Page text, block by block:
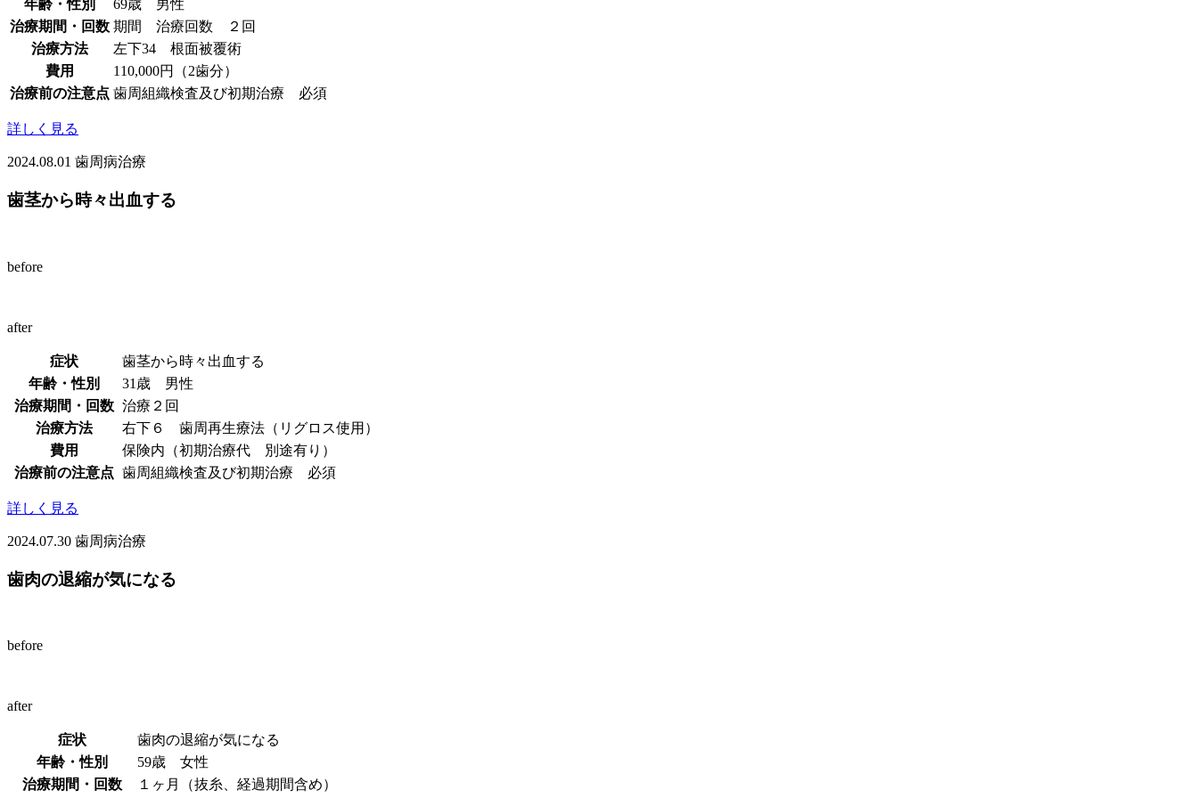
年齢・性別
69歳 男性
治療期間・回数 期間 治療回数 ２回
治療方法
左下34 根面被覆術
費用
110,000円（2歯分）
治療前の注意点 歯周組織検査及び初期治療 必須
詳しく見る
2024.08.01 歯周病治療
歯茎から時々出血する
before
after
症状
歯茎から時々出血する
年齢・性別
31歳 男性
治療期間・回数 治療２回
治療方法
右下６ 歯周再生療法（リグロス使用）
費用
保険内（初期治療代 別途有り）
治療前の注意点 歯周組織検査及び初期治療 必須
詳しく見る
2024.07.30 歯周病治療
歯肉の退縮が気になる
before
after
症状
歯肉の退縮が気になる
年齢・性別
59歳 女性
治療期間・回数
１ヶ月（抜糸、経過期間含め）